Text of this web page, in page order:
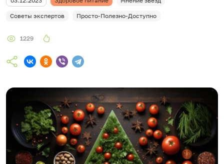
Советы экспертов Просто-Полезно-Доступно
1229